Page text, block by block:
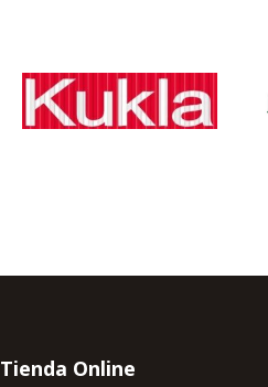
Tienda Online